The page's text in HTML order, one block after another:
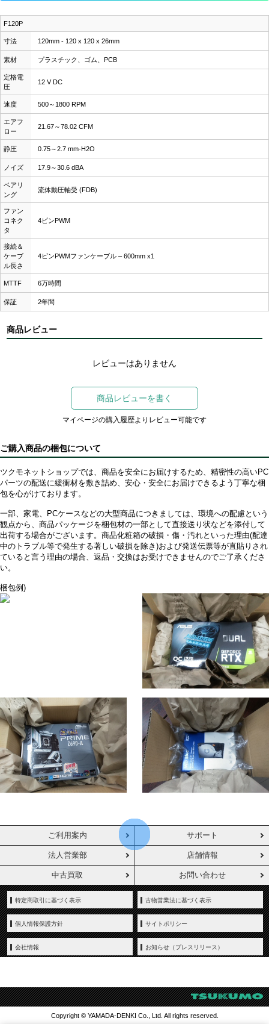
F120P
寸法 120mm - 120 x 120 x 26mm
素材 プラスチック、ゴム、PCB
定格電
圧
12 V DC
速度 500～1800 RPM
エアフ
ロー
21.67～78.02 CFM
静圧 0.75～2.7 mm-H2O
ノイズ 17.9～30.6 dBA
ベアリ
ング
流体動圧軸受 (FDB)
ファン
コネク
タ
4ピンPWM
接続＆
ケーブ
ル長さ
4ピンPWMファンケーブル ‒ 600mm x1
MTTF 6万時間
保証 2年間
商品レビュー
レビューはありません
商品レビューを書く
マイページの購入履歴よりレビュー可能です
ご購入商品の梱包について
ツクモネットショップでは、商品を安全にお届けするため、精密性の高いPC
パーツの配送に緩衝材を敷き詰め、安心・安全にお届けできるよう丁寧な梱
包を心がけております。
一部、家電、PCケースなどの大型商品につきましては、環境への配慮という
観点から、商品パッケージを梱包材の一部として直接送り状などを添付して
出荷する場合がございます。商品化粧箱の破損・傷・汚れといった理由(配達
中のトラブル等で発生する著しい破損を除き)および発送伝票等が直貼りされ
ていると言う理由の場合、返品・交換はお受けできませんのでご了承くださ
い。
梱包例)
ご利用案内 サポート
法人営業部 店舗情報
中古買取 お問い合わせ
特定商取引に基づく表示 古物営業法に基づく表示
個人情報保護方針 サイトポリシー
会社情報 お知らせ（プレスリリース）
Copyright © YAMADA-DENKI Co., Ltd. All rights reserved.